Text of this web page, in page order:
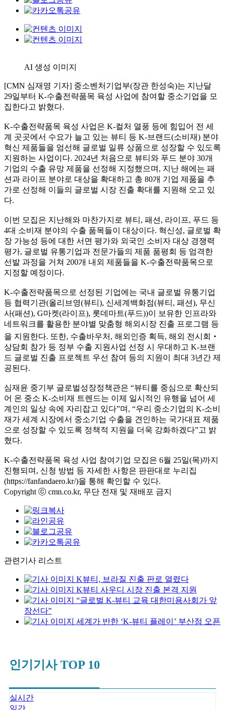
AI 생성 이미지
[CMN 심재영 기자] 중소벤처기업부(장관 한성숙)는 지난달
29일부터 K-수출전략품목 육성 사업에 참여할 중소기업을 모
집한다고 밝혔다.
K-수출전략품목 육성 사업은 K-컬처 열풍 등에 힘입어 전 세
계 곳곳에서 수요가 늘고 있는 뷰티 등 K-브랜드(소비재) 분야
혁신 제품들을 엄선해 글로벌 일류 상품으로 성장할 수 있도록
지원하는 사업이다. 2024년 처음으로 뷰티와 푸드 분야 30개
기업의 수출 유망 제품을 선정해 지정했으며, 지난 해에는 패
션과 라이프 분야로 대상을 확대하고 총 80개 기업 제품을 추
가로 선정해 이들의 글로벌 시장 진출 확대를 지원해 오고 있
다.
이번 모집은 지난해와 마찬가지로 뷰티, 패션, 라이프, 푸드 등
4대 소비재 분야의 수출 품목들이 대상이다. 혁신성, 글로벌 확
장 가능성 등에 대한 서면 평가와 외국인 소비자 대상 경쟁력
평가, 글로벌 유통기업과 전문가들의 제품 품평회 등 엄격한
선발 과정을 거쳐 200개 내외 제품들을 K-수출전략품목으로
지정할 예정이다.
K-수출전략품목으로 선정된 기업에는 국내 글로벌 유통기업
등 협력기관(올리브영(뷰티), 신세계백화점(뷰티, 패션), 무신
사(패션), G마켓(라이프), 롯데마트(푸드))이 보유한 인프라와
네트워크를 활용한 분야별 맞춤형 해외시장 진출 프로그램 등
을 지원한다. 또한, 수출바우처, 해외인증 획득, 해외 전시회‧
상담회 참가 등 정부 수출 지원사업 선정 시 우대하고 K-브랜
드 글로벌 진출 프로젝트 우선 참여 등의 지원이 최대 3년간 제
공된다.
심재윤 중기부 글로벌성장정책관은 “뷰티를 중심으로 확산되
어 온 중소 K-소비재 트렌드는 이제 일시적인 유행을 넘어 세
계인의 일상 속에 자리잡고 있다”며, “우리 중소기업의 K-소비
재가 세계 시장에서 중소기업 수출을 견인하는 국가대표 제품
으로 성장할 수 있도록 정책적 지원을 더욱 강화하겠다”고 밝
혔다.
K-수출전략품목 육성 사업 참여기업 모집은 6월 25일(목)까지
진행되며, 신청 방법 등 자세한 사항은 판판대로 누리집
(https://fanfandaero.kr/)을 통해 확인할 수 있다.
Copyright ⓒ cmn.co.kr, 무단 전재 및 재배포 금지
관련기사 리스트
K뷰티, 브라질 진출 판로 열렸다
K뷰티 사우디 시장 진출 본격 지원
“글로벌 K-뷰티 교육 대한미용사회가 앞
장선다”
세계가 반한 ‘K-뷰티 플레이’ 부산점 오픈
인기기사 TOP 10
실시간
일간